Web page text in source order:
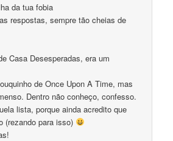
da tua fobia
respostas, sempre tão cheias de
Casa Desesperadas, era um
de Once Upon A Time, mas
Dentro não conheço, confesso.
lista, porque ainda acredito que
(rezando para isso)